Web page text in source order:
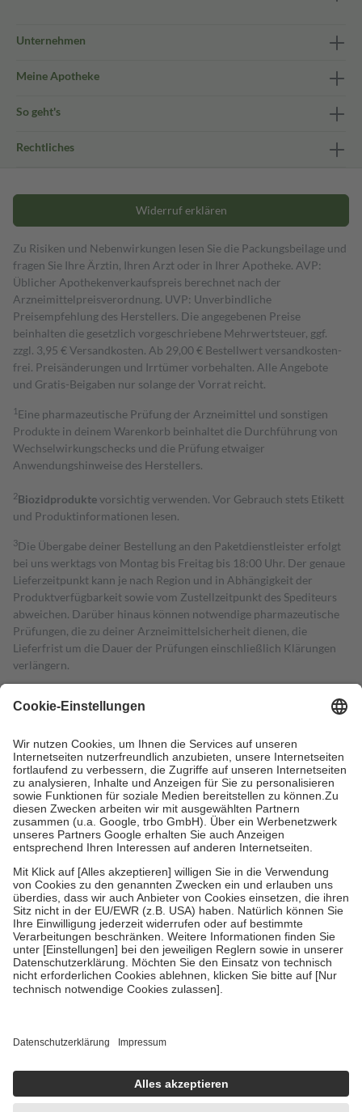
Unternehmen
Meine Apotheke
So geht's
Rechtliches
Widerruf erklären
Zu Risiken und Nebenwirkungen lesen Sie die Packungsbeilage und
fragen Sie Ihre Ärztin, Ihren Arzt oder in Ihrer Apotheke. AVP:
Üblicher Apothekenverkaufspreis berechnet nach der
Arzneimittelpreisverordnung. UVP: Unverbindliche
Preisempfehlung des Herstellers. Die angegebenen Preise
beinhalten die gesetzlich vorgeschriebene Mehrwertsteuer, ggf.
zzgl. 3,95 € Versandkosten. Ab 29,00 € Bestell­wert versand­kosten­
frei. Preisänderungen und Irrtümer vorbehalten. Alle Angebote
und Gratis-Beigaben nur solange der Vorrat reicht.
1 Eine pharmazeutische Prüfung der Arzneimittel und sonstigen
Produkte in deinem Warenkorb beinhaltet die Durchführung von
Wechselwirkungschecks und die Prüfung etwaiger
Anwendungshinweise des Herstellers.
2Biozidproduktevorsichtig verwenden. Vor Gebrauch stets Etikett
und Produktinformationen lesen.
3Die Übergabe deiner Bestellung an den Paketdienstleister erfolgt
bei uns werktags von Montag bis Freitag bis 18:00 Uhr. Der genaue
Lieferzeitpunkt kann je nach Region und in Abhängigkeit der
Produktverfügbarkeit sowie vom Zustellzeitpunkt des Spediteurs
abweichen. Darüber hinaus können notwendige pharmazeutische
Prüfungen, die zu deiner Arzneimittelsicherheit dienen, die
Lieferfrist um die Dauer der Prüfungen einschließlich Klärungen
verlängern.
Rezept aus und der Patient erhält sie in der Apotheke. Die
Kosten dafür, der Versicherte trägt einen Teil davon als Zuzahlung
mit.
Grundsätzlich leisten Mitglieder Zuzahlungen in Höhe von zehn
Prozent des Abgabepreises,mindestensjedochfünf Euround
höchstens zehn Euro.Es sind jedoch nie mehr als die tatsächlichen
Kosten der Leistung zu entrichten.
Diese Regeln gelten grundsätzlich auch für Online-Apotheken.
Bei Heilmitteln und häuslicher Krankenpflege beträgt die
Zuzahlung zehn Prozent der Kosten sowie zehn Euro je
Verordnung.
Um das Engagement der Versicherten für ihre eigene Gesundheit zu
stärken und die besondere Stellung der Familie zu unterstützen,
fallen keine Zuzahlungen an bei:
• Kindern und Jugendlichen bis zum vollendeten 18. Lebensjahr
mit Ausnahme der Fahrkosten
• Harn- und Blutteststreifen
Wir nutzen Trusted Shops als unabhängigen Dienstleister für die
Einholung von Bewertungen. Trusted Shops hat Maßnahmen